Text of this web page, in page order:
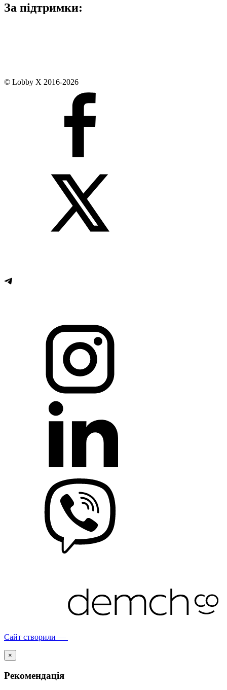
За підтримки:
© Lobby X 2016-2026
Сайт створили —
×
Рекомендація